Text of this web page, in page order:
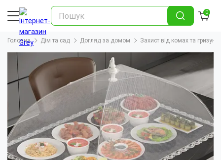
0
Головна Дім та сад Догляд за домом Захист від комах та гризунів